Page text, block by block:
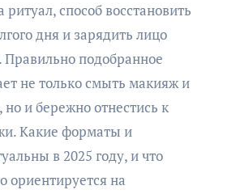
способ восстановить
дня и зарядить лицо
Правильно подобранное
не только смыть макияж и
и бережно отнестись к
Какие форматы и
в 2025 году, и что
ориентируется на